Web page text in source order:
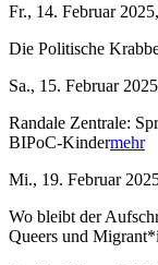
Fr., 14. Februar
Die Politische
Sa., 15. Februar
Randale Zentrale:
BIPoC-Kindermehr
Mi., 19. Februar
Wo bleibt der
Queers und